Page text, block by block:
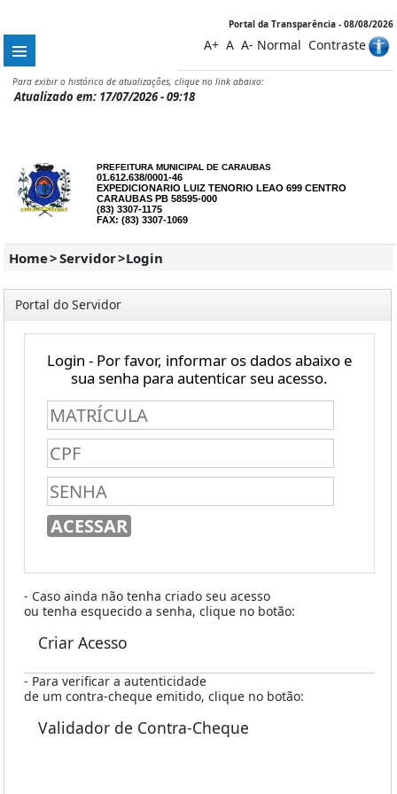
Portal da Transparência - 08/08/2026
A+ A A- Normal Contraste
Para exibir o histórico de atualizações, clique no link abaixo:
Atualizado em: 17/07/2026 - 09:18
PREFEITURA MUNICIPAL DE CARAUBAS
01.612.638/0001-46
EXPEDICIONARIO LUIZ TENORIO LEAO 699 CENTRO
CARAUBAS PB 58595-000
(83) 3307-1175
FAX: (83) 3307-1069
Home>Servidor>Login
Portal do Servidor
Login - Por favor, informar os dados abaixo e
sua senha para autenticar seu acesso.
- Caso ainda não tenha criado seu acesso
ou tenha esquecido a senha, clique no botão:
Criar Acesso
- Para verificar a autenticidade
de um contra-cheque emitido, clique no botão:
Validador de Contra-Cheque